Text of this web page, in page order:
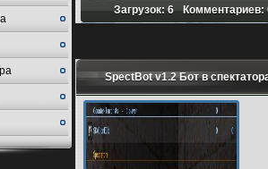
Загрузок: 6 Комментариев:
SpectBot v1.2 Бот в